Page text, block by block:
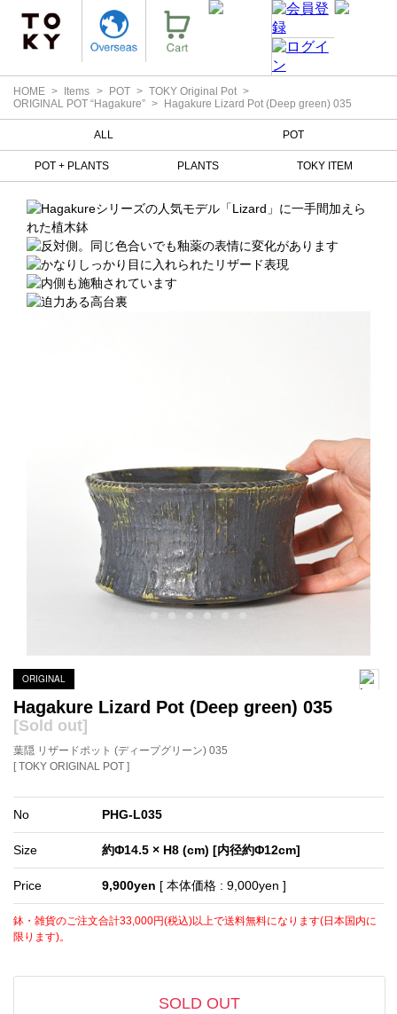
HOME Items POT
TOKY Original Pot
ORIGINAL POT “Hagakure”
Hagakure Lizard Pot (Deep green) 035
ALL POT
POT + PLANTS PLANTS TOKY ITEM
ORIGINAL
Hagakure Lizard Pot (Deep green) 035
[Sold out]
葉隠 リザードポット (ディープグリーン) 035
[ TOKY ORIGINAL POT ]
No PHG-L035
Size 約Φ14.5 × H8 (cm) [内径約Φ12cm]
Price 9,900yen [ 本体価格 : 9,000yen ]
鉢・雑貨のご注文合計33,000円(税込)以上で送料無料になります(日本国内に
限ります)。
SOLD OUT